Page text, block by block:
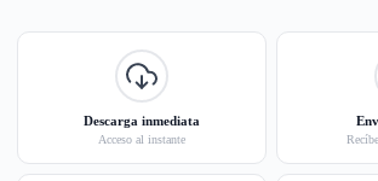
Descarga inmediata
Acceso al instante